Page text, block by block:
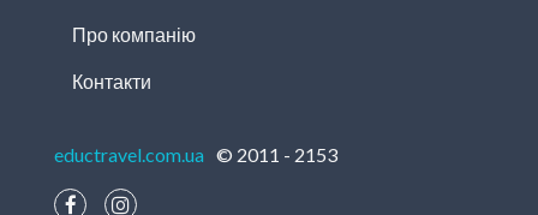
Про компанію
Контакти
eductravel.com.ua © 2011 - 2153